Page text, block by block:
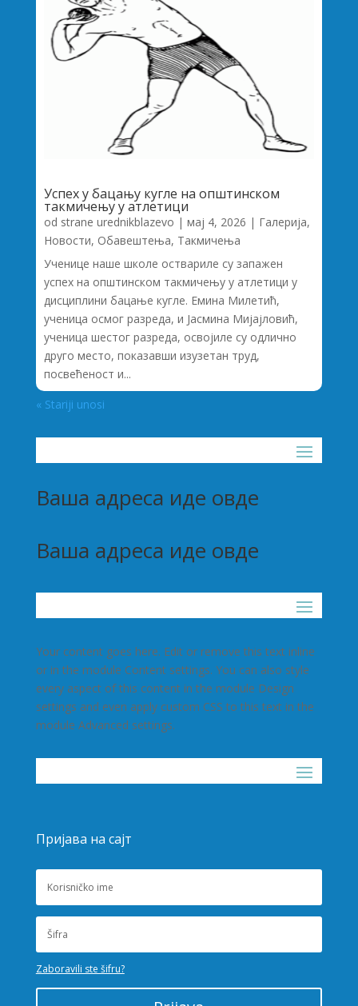
Успех у бацању кугле на општинском
такмичењу у атлетици
od strane urednikblazevo | мај 4, 2026 | Галерија,
Новости, Обавештења, Такмичења
Ученице наше школе оствариле су запажен
успех на општинском такмичењу у атлетици у
дисциплини бацање кугле. Емина Милетић,
ученица осмог разреда, и Јасмина Мијајловић,
ученица шестог разреда, освојиле су одлично
друго место, показавши изузетан труд,
посвећеност и...
« Stariji unosi
Ваша адреса иде овде
Ваша адреса иде овде
Your content goes here. Edit or remove this text inline
or in the module Content settings. You can also style
every aspect of this content in the module Design
settings and even apply custom CSS to this text in the
module Advanced settings.
Пријава на сајт
Zaboravili ste šifru?